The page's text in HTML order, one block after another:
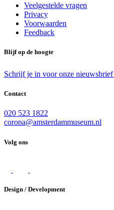
Veelgestelde vragen
Privacy
Voorwaarden
Feedback
Blijf op de hoogte
Schrijf je in voor onze nieuwsbrief
Contact
020 523 1822
corona@amsterdammuseum.nl
Volg ons
Design / Development